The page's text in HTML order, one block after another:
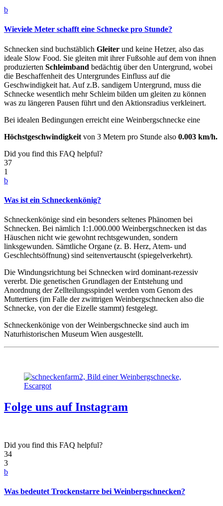
b
Wieviele Meter schafft eine Schnecke pro Stunde?
Schnecken sind buchstäblich Gleiter und keine Hetzer, also das
ideale Slow Food. Sie gleiten mit ihrer Fußsohle auf dem von ihnen
produzierten Schleimband bedächtig über den Untergrund, wobei
die Beschaffenheit des Untergrundes Einfluss auf die
Geschwindigkeit hat. Auf z.B. sandigem Untergrund, muss die
Schnecke wesentlich mehr Schleim bilden um gleiten zu können
was zu längeren Pausen führt und den Aktionsradius verkleinert.
Bei idealen Bedingungen erreicht eine Weinbergschnecke eine
Höchstgeschwindigkeit von 3 Metern pro Stunde also 0.003 km/h.
Did you find this FAQ helpful?
37
1
b
Was ist ein Schneckenkönig?
Schneckenkönige sind ein besonders seltenes Phänomen bei
Schnecken. Bei nämlich 1:1.000.000 Weinbergschnecken ist das
Häuschen nicht wie gewohnt rechtsgewunden, sondern
linksgewunden. Sämtliche Organe (z. B. Herz, Atem- und
Geschlechtsöffnung) sind seitenvertauscht (spiegelverkehrt).
Die Windungsrichtung bei Schnecken wird dominant-rezessiv
vererbt. Die genetischen Grundlagen der Entstehung und
Anordnung der Zellteilungsspindel werden vom Genom des
Muttertiers (im Falle der zwittrigen Weinbergschnecken also die
Schnecke, von der die Eizelle stammt) festgelegt.
Schneckenkönige von der Weinbergschnecke sind auch im
Naturhistorischen Museum Wien ausgestellt.
Folge uns auf Instagram
Did you find this FAQ helpful?
34
3
b
Was bedeutet Trockenstarre bei Weinbergschnecken?